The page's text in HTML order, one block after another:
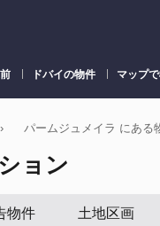
ドバイの物件 マップ
› パームジュメイラ にある
ョン
物件 土地区画